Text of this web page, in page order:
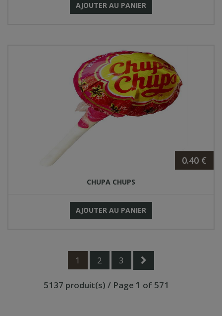
AJOUTER AU PANIER
0.40 €
CHUPA CHUPS
AJOUTER AU PANIER
1 2 3
5137 produit(s) / Page 1 of 571